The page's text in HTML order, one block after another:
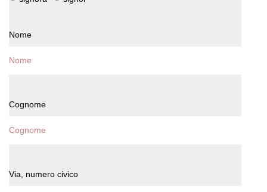
Nome
Cognome
Via, numero civico